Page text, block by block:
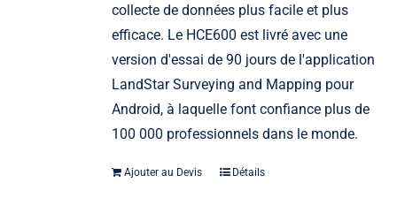
collecte de données plus facile et plus
efficace. Le HCE600 est livré avec une
version d'essai de 90 jours de l'application
LandStar Surveying and Mapping pour
Android, à laquelle font confiance plus de
100 000 professionnels dans le monde.
Ajouter au Devis Détails